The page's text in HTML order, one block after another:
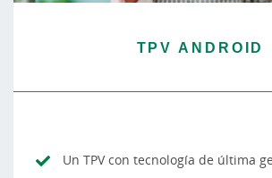
TPV ANDROID
Un TPV con tecnología de última